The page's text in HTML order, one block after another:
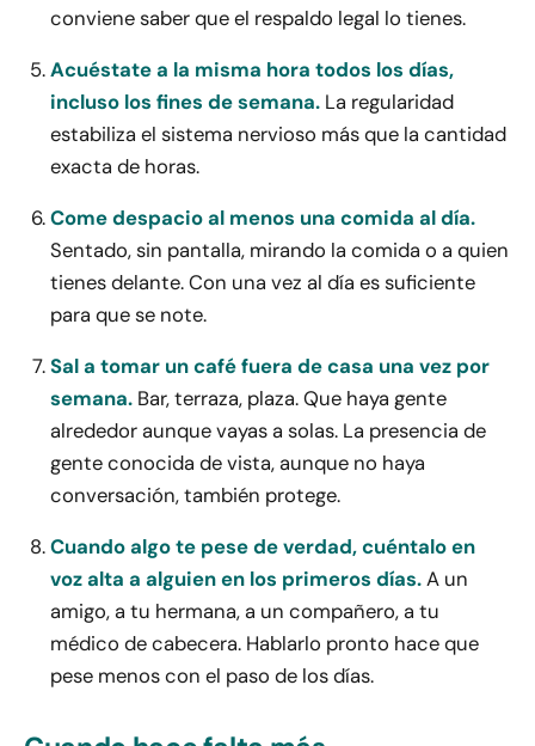
conviene saber que el respaldo legal lo tienes.
Acuéstate a la misma hora todos los días,
incluso los fines de semana. La regularidad
estabiliza el sistema nervioso más que la cantidad
exacta de horas.
Come despacio al menos una comida al día.
Sentado, sin pantalla, mirando la comida o a quien
tienes delante. Con una vez al día es suficiente
para que se note.
Sal a tomar un café fuera de casa una vez por
semana. Bar, terraza, plaza. Que haya gente
alrededor aunque vayas a solas. La presencia de
gente conocida de vista, aunque no haya
conversación, también protege.
Cuando algo te pese de verdad, cuéntalo en
voz alta a alguien en los primeros días.A un
amigo, a tu hermana, a un compañero, a tu
médico de cabecera. Hablarlo pronto hace que
pese menos con el paso de los días.